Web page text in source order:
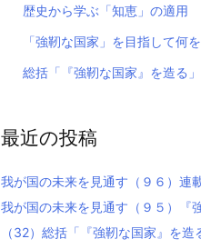
歴史から学ぶ「知恵」の適用
「強靭な国家」を目指して何
総括「『強靭な国家』を造る」
最近の投稿
我が国の未来を見通す（９６）連
我が国の未来を見通す（９５）『
（32）総括「『強靭な国家』を造